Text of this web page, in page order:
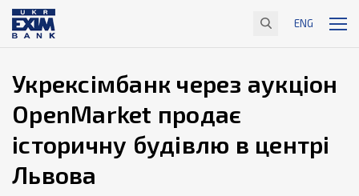
ENG
Укрексімбанк через аукціон
OpenMarket продає
історичну будівлю в центрі
Львова